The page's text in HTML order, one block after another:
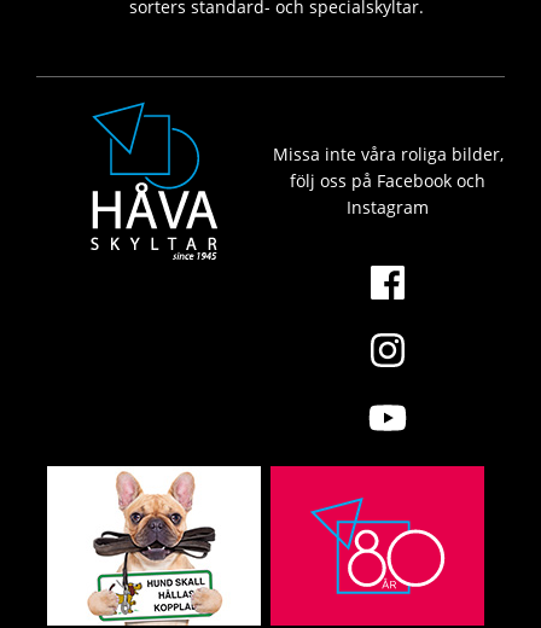
sorters standard- och specialskyltar.
Missa inte våra roliga bilder,
följ oss på Facebook och
Instagram